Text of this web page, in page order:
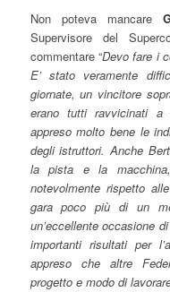
Non poteva mancare
Supervisore del
commentare “Devo fare i
E’ stato veramente
giornate, un vincitore
erano tutti ravvicinati a
appreso molto bene le
degli istruttori. Anche
la pista e la
notevolmente rispetto
gara poco più di un
un’eccellente occasione
importanti risultati per
appreso che altre
progetto e modo di